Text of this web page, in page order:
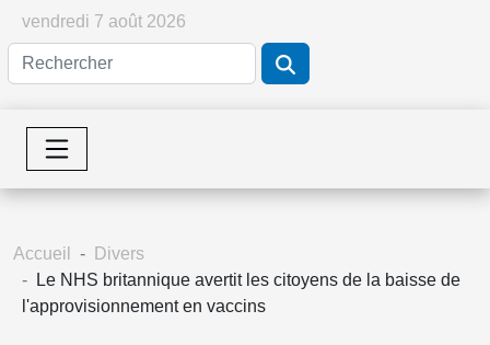
vendredi 7 août 2026
Accueil
Divers
Le NHS britannique avertit les citoyens de la baisse de
l'approvisionnement en vaccins